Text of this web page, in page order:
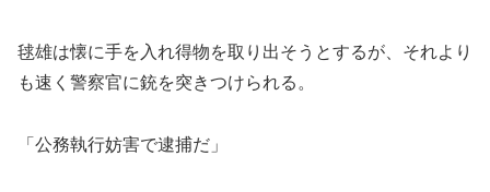
毬雄は懐に手を入れ得物を取り出そうとするが、それより
も速く警察官に銃を突きつけられる。
「公務執行妨害で逮捕だ」